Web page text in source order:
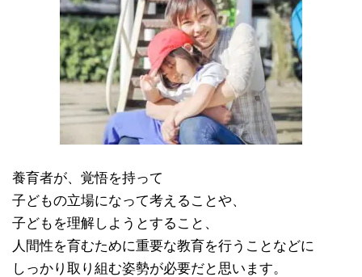
養育者が、覚悟を持って
子どもの立場になって考えることや、
子どもを理解しようとすること、
人間性を育むために重要な教育を行うことなどに
しっかり取り組む姿勢が必要だと思います。